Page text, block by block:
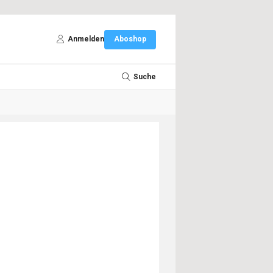
Anmelden Aboshop
Suche